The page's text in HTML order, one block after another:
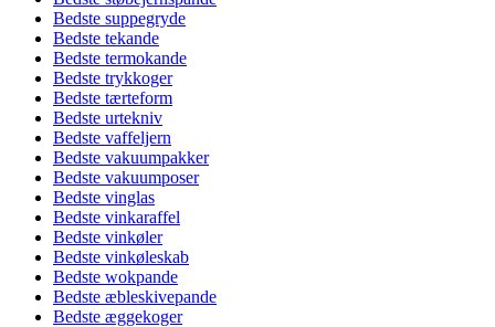
Bedste suppegryde
Bedste tekande
Bedste termokande
Bedste trykkoger
Bedste tærteform
Bedste urtekniv
Bedste vaffeljern
Bedste vakuumpakker
Bedste vakuumposer
Bedste vinglas
Bedste vinkaraffel
Bedste vinkøler
Bedste vinkøleskab
Bedste wokpande
Bedste æbleskivepande
Bedste æggekoger